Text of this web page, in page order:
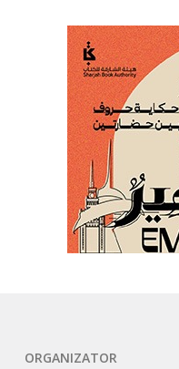
ORGANIZATOR